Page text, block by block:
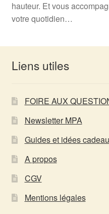
hauteur. Et vous
votre quotidien…
Liens utiles
FOIRE AUX
Newsletter MPA
Guides et idées
A propos
CGV
Mentions légales